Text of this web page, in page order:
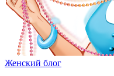
Женский блог